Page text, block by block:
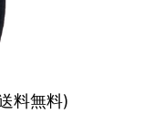
料無料)